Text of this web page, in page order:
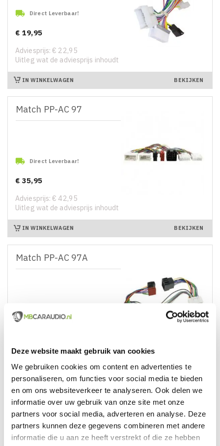
Deze website maakt gebruik van cookies
We gebruiken cookies om content en advertenties te
personaliseren, om functies voor social media te bieden
en om ons websiteverkeer te analyseren. Ook delen we
informatie over uw gebruik van onze site met onze
partners voor social media, adverteren en analyse. Deze
partners kunnen deze gegevens combineren met andere
informatie die u aan ze heeft verstrekt of die ze hebben
 Direct Leverbaar!
Prijs
€ 19,95
Adviesprijs: € 22,95
Uitleg wat de adviesprijs inhoudt
IN WINKELWAGEN BEKIJKEN
Match PP-AC 97
 Direct Leverbaar!
Prijs
€ 35,95
Adviesprijs: € 42,95
Uitleg wat de adviesprijs inhoudt
IN WINKELWAGEN BEKIJKEN
Match PP-AC 97A

Match PP-AC 98
 Direct Leverbaar!